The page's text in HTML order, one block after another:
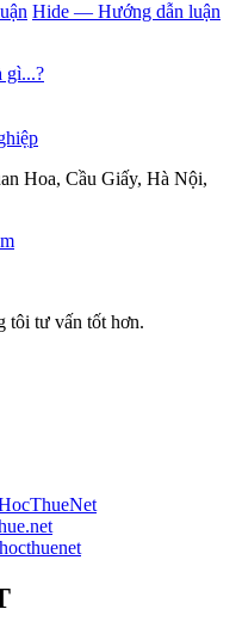
Hide — Hướng dẫn luận
gì...?
Hoa, Cầu Giấy, Hà Nội,
tôi tư vấn tốt hơn.